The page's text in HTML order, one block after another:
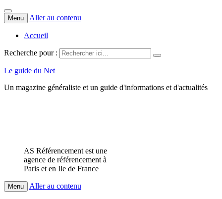
Menu Aller au contenu
Accueil
Recherche pour :
Le guide du Net
Un magazine généraliste et un guide d'informations et d'actualités
AS Référencement est une
agence de référencement à
Paris et en Ile de France
Menu Aller au contenu